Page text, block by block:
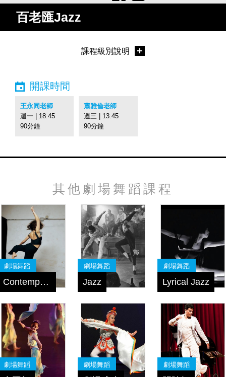
百老匯Jazz
課程級別說明
開課時間
王永同老師
週一 | 18:45
90分鐘
蕭雅倫老師
週三 | 13:45
90分鐘
其他劇場舞蹈課程
劇場舞蹈
Contemporary Jazz
劇場舞蹈
Jazz
劇場舞蹈
Lyrical Jazz
劇場舞蹈 劇場舞蹈 劇場舞蹈